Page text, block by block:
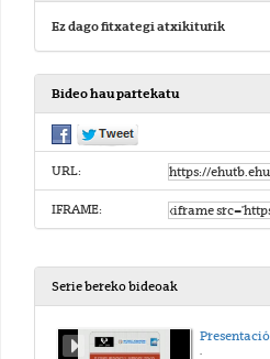
Ez dago fitxategi atxikiturik
Bideo hau partekatu
URL:
IFRAME:
Serie bereko bideoak
.